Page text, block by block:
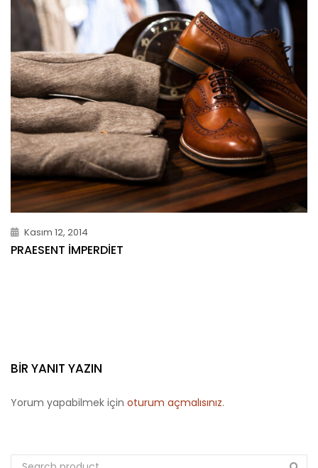
Kasım 12, 2014
PRAESENT IMPERDIET
BIR YANIT YAZIN
Yorum yapabilmek için oturum açmalısınız.